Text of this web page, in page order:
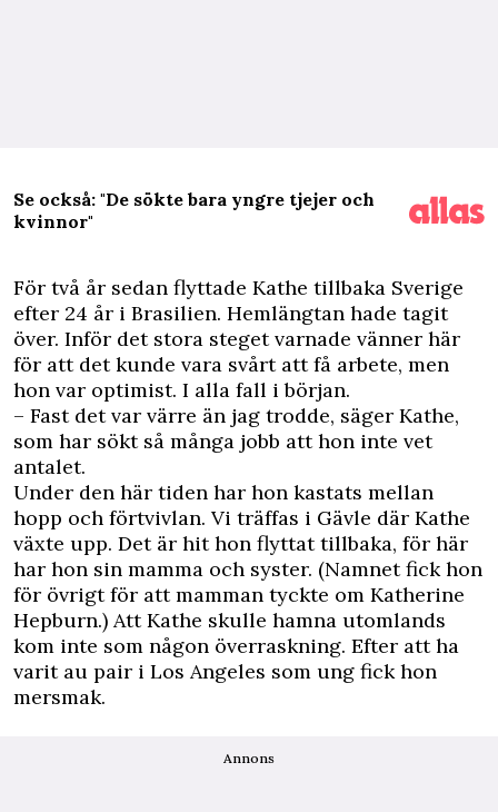
Se också: "De sökte bara yngre tjejer och
kvinnor"
För två år sedan flyttade Kathe tillbaka Sverige
efter 24 år i Brasilien. Hemlängtan hade tagit
över. Inför det stora steget varnade vänner här
för att det kunde vara svårt att få arbete, men
hon var optimist. I alla fall i början.
– Fast det var värre än jag trodde, säger Kathe,
som har sökt så många jobb att hon inte vet
antalet.
Under den här tiden har hon kastats mellan
hopp och förtvivlan. Vi träffas i Gävle där Kathe
växte upp. Det är hit hon flyttat tillbaka, för här
har hon sin mamma och syster. (Namnet fick hon
för övrigt för att mamman tyckte om Katherine
Hepburn.) Att Kathe skulle hamna utomlands
kom inte som någon överraskning. Efter att ha
varit au pair i Los Angeles som ung fick hon
mersmak.
Annons